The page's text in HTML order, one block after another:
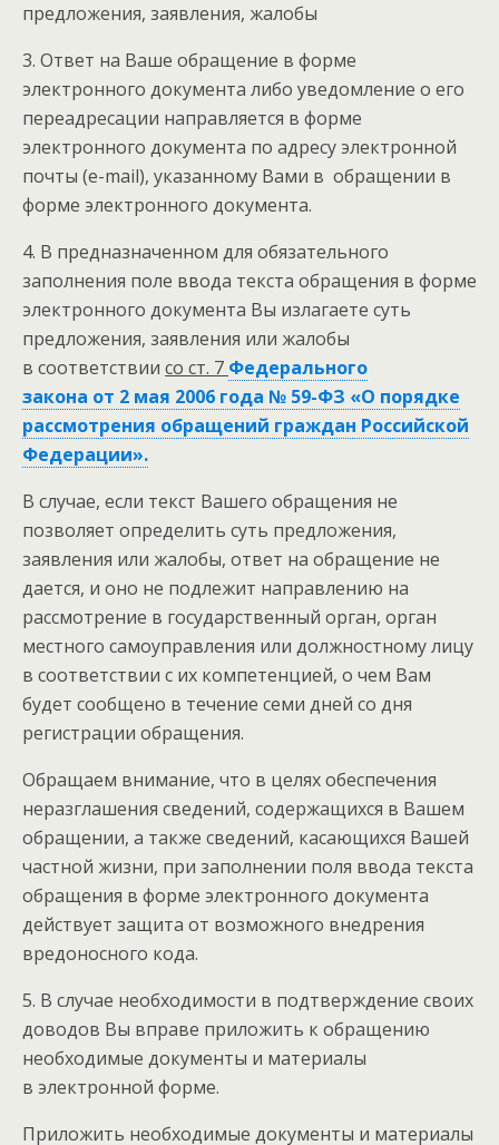
предложения, заявления, жалобы
3. Ответ на Ваше обращение в форме
электронного документа либо уведомление о его
переадресации направляется в форме
электронного документа по адресу электронной
почты (e-mail), указанному Вами в обращении в
форме электронного документа.
4. В предназначенном для обязательного
заполнения поле ввода текста обращения в форме
электронного документа Вы излагаете суть
предложения, заявления или жалобы
в соответствии со ст. 7 Федерального
закона от 2 мая 2006 года № 59-ФЗ «О порядке
рассмотрения обращений граждан Российской
Федерации».
В случае, если текст Вашего обращения не
позволяет определить суть предложения,
заявления или жалобы, ответ на обращение не
дается, и оно не подлежит направлению на
рассмотрение в государственный орган, орган
местного самоуправления или должностному лицу
в соответствии с их компетенцией, о чем Вам
будет сообщено в течение семи дней со дня
регистрации обращения.
Обращаем внимание, что в целях обеспечения
неразглашения сведений, содержащихся в Вашем
обращении, а также сведений, касающихся Вашей
частной жизни, при заполнении поля ввода текста
обращения в форме электронного документа
действует защита от возможного внедрения
вредоносного кода.
5. В случае необходимости в подтверждение своих
доводов Вы вправе приложить к обращению
необходимые документы и материалы
в электронной форме.
Приложить необходимые документы и материалы